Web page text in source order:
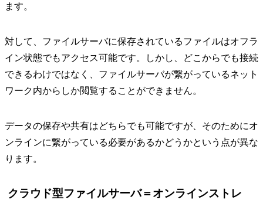
ます。
対して、ファイルサーバに保存されているファイルはオフラ
イン状態でもアクセス可能です。しかし、どこからでも接続
できるわけではなく、ファイルサーバが繋がっているネット
ワーク内からしか閲覧することができません。
データの保存や共有はどちらでも可能ですが、そのためにオ
ンラインに繋がっている必要があるかどうかという点が異な
ります。
クラウド型ファイルサーバ＝オンラインストレ